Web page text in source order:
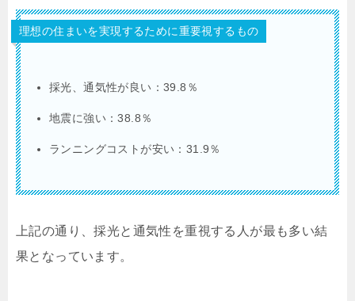
理想の住まいを実現するために重要視するもの
採光、通気性が良い：39.8％
地震に強い：38.8％
ランニングコストが安い：31.9％
上記の通り、採光と通気性を重視する人が最も多い結
果となっています。